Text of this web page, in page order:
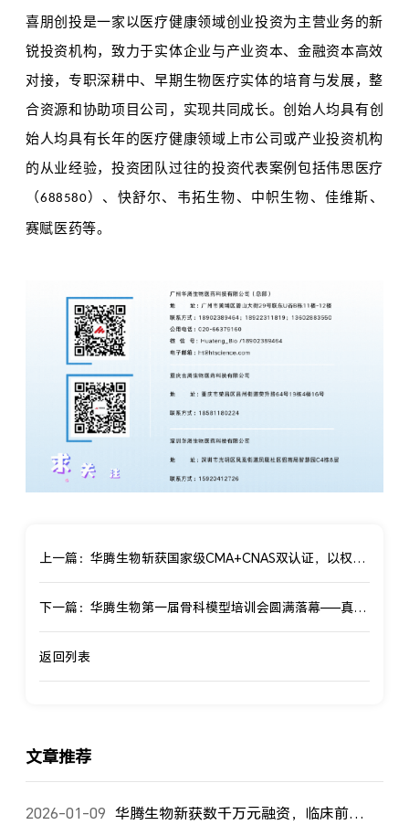
喜朋创投是一家以医疗健康领域创业投资为主营业务的新
锐投资机构，致力于实体企业与产业资本、金融资本高效
对接，专职深耕中、早期生物医疗实体的培育与发展，整
合资源和协助项目公司，实现共同成长。创始人均具有创
始人均具有长年的医疗健康领域上市公司或产业投资机构
的从业经验，投资团队过往的投资代表案例包括伟思医疗
（688580 ）、快舒尔、韦拓生物、中帜生物、佳维斯、
赛赋医药等。
上一篇：华腾生物斩获国家级CMA+CNAS双认证，以权威资质赋能生物医药创新！
下一篇：华腾生物第一届骨科模型培训会圆满落幕——真学真练再结硕果
返回列表
文章推荐
2026-01-09 华腾生物新获数千万元融资，临床前研发服务实力再攀新高！